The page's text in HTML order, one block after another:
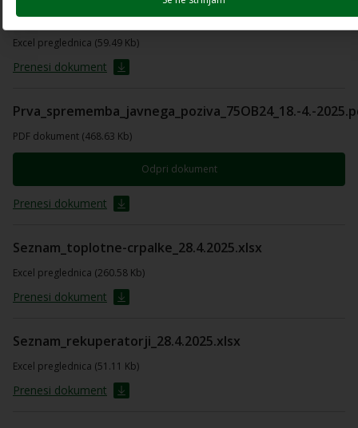
Seznam_sprejemniki-soncne-energije_31.7.2024.xlsx
Excel preglednica (59.49 Kb)
Prenesi dokument
Prva_sprememba_javnega_poziva_75OB24_18.-4.-
PDF dokument (468.63 Kb)
Odpri dokument
Prenesi dokument
Seznam_toplotne-crpalke_28.4.2025.xlsx
Excel preglednica (260.58 Kb)
Prenesi dokument
Seznam_rekuperatorji_28.4.2025.xlsx
Excel preglednica (51.11 Kb)
Prenesi dokument